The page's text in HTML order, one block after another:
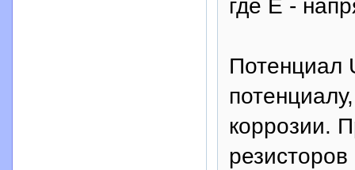
где Е -
Потенциал
коррозии.